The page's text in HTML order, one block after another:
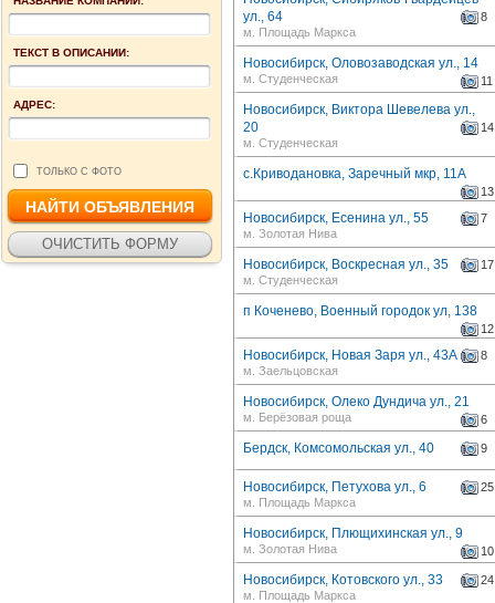
ТЕКСТ В ОПИСАНИИ:
АДРЕС:
ТОЛЬКО С ФОТО
ул., 64
8
м. Площадь Маркса
Новосибирск, Оловозаводская ул., 14
11
м. Студенческая
Новосибирск, Виктора Шевелева ул.,
20
14
м. Студенческая
с.Криводановка, Заречный мкр, 11А
13
Новосибирск, Есенина ул., 55
7
м. Золотая Нива
Новосибирск, Воскресная ул., 35
17
м. Студенческая
п Коченево, Военный городок ул, 138
12
Новосибирск, Новая Заря ул., 43А
8
м. Заельцовская
Новосибирск, Олеко Дундича ул., 21
6
м. Берёзовая роща
Бердск, Комсомольская ул., 40 9
Новосибирск, Петухова ул., 6
25
м. Площадь Маркса
Новосибирск, Плющихинская ул., 9
10
м. Золотая Нива
Новосибирск, Котовского ул., 33
24
м. Площадь Маркса